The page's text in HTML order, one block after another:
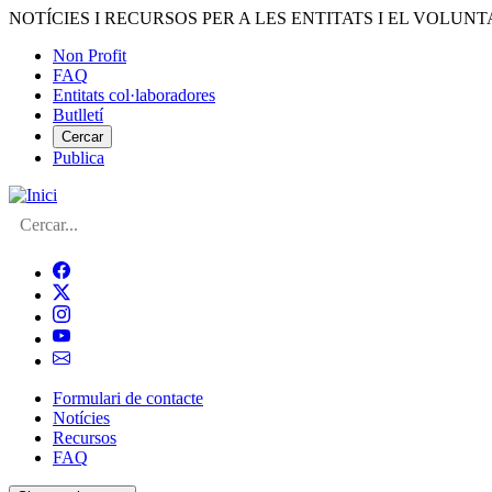
Vés
contingut
NOTÍCIES I RECURSOS PER A LES ENTITATS I EL
Menú
del
compte
d'usuari
Non Profit
FAQ
Entitats col·laboradores
Butlletí
Cercar
Publica
Cerca
Navegació
principal
de
Formulari de contacte
Notícies
Recursos
FAQ